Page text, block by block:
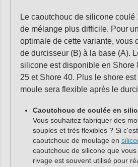
Le caoutchouc de silicone coulé
de mélange plus difficile. Pour
optimale de cette variante, vous
de durcisseur (B) à la base (A).
silicone est disponible en Shore
25 et Shore 40. Plus le shore
moule sera flexible après le
Caoutchouc de coulée en
Vous souhaitez fabriquer des
souples et très flexibles ? Si
caoutchouc de moulage en
caoutchouc de silicone que
rivage est souvent utilisé pour